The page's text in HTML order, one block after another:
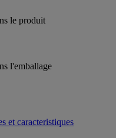
le produit
l'emballage
et caracteristiques